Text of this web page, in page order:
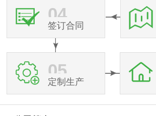
04
签订合同
05
定制生产